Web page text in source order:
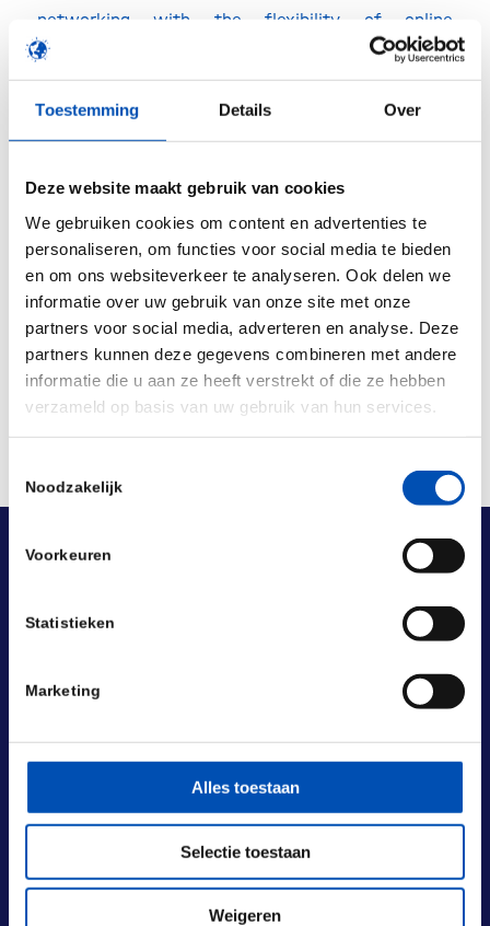
Toestemming Details Over
Deze website maakt gebruik van cookies
We gebruiken cookies om content en advertenties te
personaliseren, om functies voor social media te bieden
en om ons websiteverkeer te analyseren. Ook delen we
informatie over uw gebruik van onze site met onze
partners voor social media, adverteren en analyse. Deze
partners kunnen deze gegevens combineren met andere
informatie die u aan ze heeft verstrekt of die ze hebben
verzameld op basis van uw gebruik van hun services.
Noodzakelijk
Voorkeuren
Statistieken
Marketing
Alles toestaan
Selectie toestaan
Weigeren
networking with the flexibility of online
interactions.
🎫 hollandbio members receive a
$200 discount.
Deel dit stuk